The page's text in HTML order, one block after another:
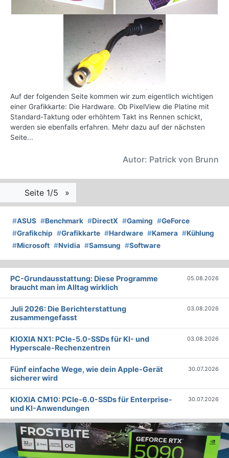
Auf der folgenden Seite kommen wir zum eigentlich wichtigen
einer Grafikkarte: Die Hardware. Ob PixelView die Platine mit
Standard-Taktung oder erhöhtem Takt ins Rennen schickt,
werden sie ebenfalls erfahren. Mehr dazu auf der nächsten
Seite...
Autor: Patrick von Brunn
Seite 1/5 »
#ASUS #Benchmark #DirectX #Gaming #GeForce
#Grafikchip #Grafikkarte #Hardware #Kamera #Kühlung
#Microsoft #Nvidia #Samsung #Software
PC-Grundausstattung: Diese Programme
braucht man im Alltag wirklich
05.08.2026
Juli 2026: Die Bericht­erstattung
zusammengefasst
03.08.2026
KIOXIA NX1: PCIe-5.0-SSDs für KI- und
Hyperscale-Rechenzentren
03.08.2026
Fünf einfache Wege, wie dein Apple-Gerät
sicherer wird
30.07.2026
KIOXIA CM10: PCIe-6.0-SSDs für Enterprise-
und KI-Anwendungen
30.07.2026